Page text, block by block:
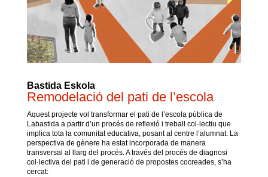
Bastida Eskola
Remodelació del pati de l’escola
Aquest projecte vol transformar el pati de l’escola pública de
Labastida a partir d’un procés de reflexió i treball col·lectiu que
implica tota la comunitat educativa, posant al centre l’alumnat. La
perspectiva de gènere ha estat incorporada de manera
transversal al llarg del procés. A través del procés de diagnosi
col·lectiva del pati i de generació de propostes cocreades, s’ha
cercat: